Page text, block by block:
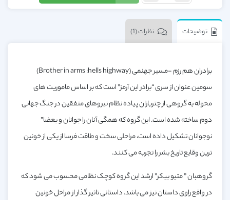
توضیحات نظرات (1)
برادران هم رزم -مسیر جهنمی (Brother in arms :hells highway)
سومین عنوان از سری “برادر این آرمز” است که بر اساس ماموریت های
محوله به گروهی از چتربازان پیاده نظام نیروهای متفقین در جنگ جهانی
دوم ساخته شده است. این گروه که همگی آنان را جوانان و بعضا”
نوجوانان تشکیل داده است، مراحلی سخت و طاقت فرسا از یکی از خونین
ترین وقایع تاریخ بشر را تجربه می کنند.
گروهبان ” متیو بیکر” ارشد این گروه کوچک نظامی محسوب می شود که
در واقع راوی داستان نیز می باشد. داستانی تاثیر گذار از مراحل خونین